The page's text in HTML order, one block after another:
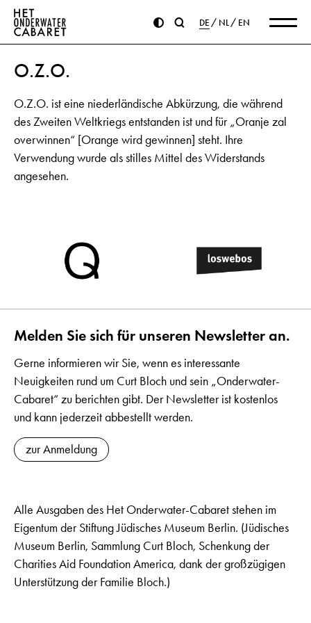
DE NL EN
O.Z.O.
O.Z.O. ist eine niederländische Abkürzung, die während
des Zweiten Weltkriegs entstanden ist und für „Oranje zal
overwinnen“ [Orange wird gewinnen] steht. Ihre
Verwendung wurde als stilles Mittel des Widerstands
angesehen.
Melden Sie sich für unseren Newsletter an.
Gerne informieren wir Sie, wenn es interessante
Neuigkeiten rund um Curt Bloch und sein „Onderwater-
Cabaret“ zu berichten gibt. Der Newsletter ist kostenlos
und kann jederzeit abbestellt werden.
zur Anmeldung
Alle Ausgaben des Het Onderwater-Cabaret stehen im
Eigentum der Stiftung Jüdisches Museum Berlin. (Jüdisches
Museum Berlin, Sammlung Curt Bloch, Schenkung der
Charities Aid Foundation America, dank der großzügigen
Unterstützung der Familie Bloch.)